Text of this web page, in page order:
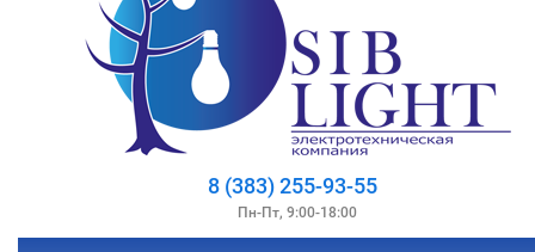
8 (383) 255-93-55
Пн-Пт, 9:00-18:00